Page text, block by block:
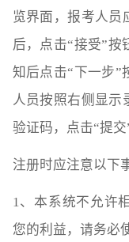
览界面，报考人员
后，点击“接受”按
知后点击“下一步”
人员按照右侧显示
验证码，点击“提交
注册时应注意以下
1、本系统不允许
您的利益，请务必